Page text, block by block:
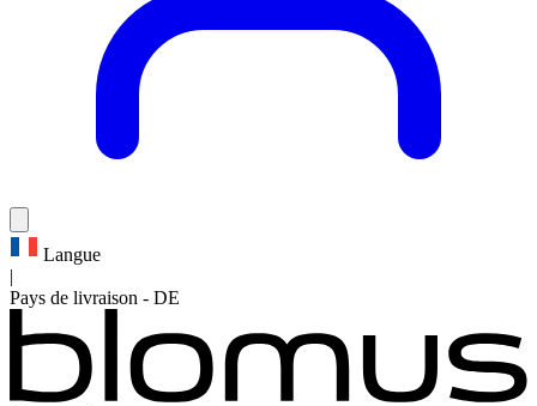
Langue
|
Pays de livraison - DE